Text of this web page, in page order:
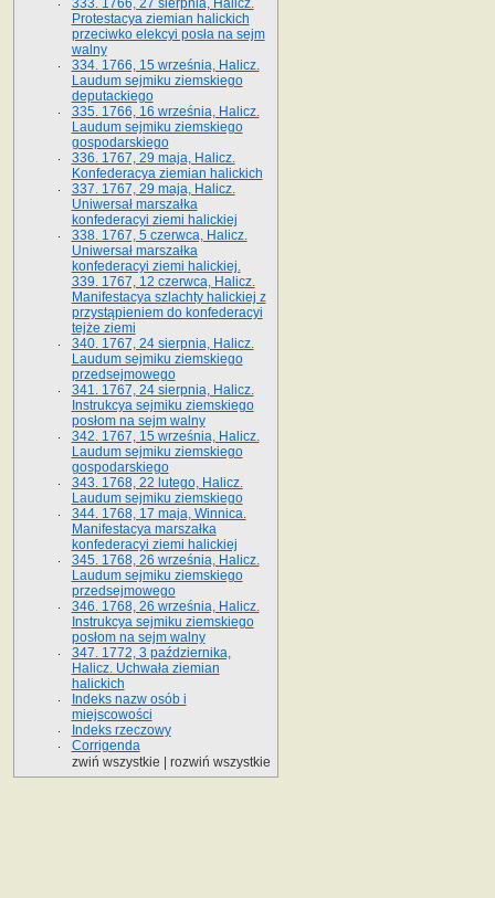
333. 1766, 27 sierpnia, Halicz.
Protestacya ziemian halickich
przeciwko elekcyi posła na sejm
walny
334. 1766, 15 września, Halicz.
Laudum sejmiku ziemskiego
deputackiego
335. 1766, 16 września, Halicz.
Laudum sejmiku ziemskiego
gospodarskiego
336. 1767, 29 maja, Halicz.
Konfederacya ziemian halickich
337. 1767, 29 maja, Halicz.
Uniwersał marszałka
konfederacyi ziemi halickiej
338. 1767, 5 czerwca, Halicz.
Uniwersał marszałka
konfederacyi ziemi halickiej.
339. 1767, 12 czerwca, Halicz.
Manifestacya szlachty halickiej z
przystąpieniem do konfederacyi
tejże ziemi
340. 1767, 24 sierpnia, Halicz.
Laudum sejmiku ziemskiego
przedsejmowego
341. 1767, 24 sierpnia, Halicz.
Instrukcya sejmiku ziemskiego
posłom na sejm walny
342. 1767, 15 września, Halicz.
Laudum sejmiku ziemskiego
gospodarskiego
343. 1768, 22 lutego, Halicz.
Laudum sejmiku ziemskiego
344. 1768, 17 maja, Winnica.
Manifestacya marszałka
konfederacyi ziemi halickiej
345. 1768, 26 września, Halicz.
Laudum sejmiku ziemskiego
przedsejmowego
346. 1768, 26 września, Halicz.
Instrukcya sejmiku ziemskiego
posłom na sejm walny
347. 1772, 3 października,
Halicz. Uchwała ziemian
halickich
Indeks nazw osób i
miejscowości
Indeks rzeczowy
Corrigenda
zwiń wszystkie
rozwiń wszystkie